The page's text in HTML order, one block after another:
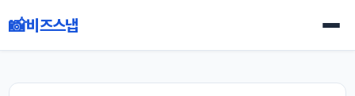
📸비즈스냅